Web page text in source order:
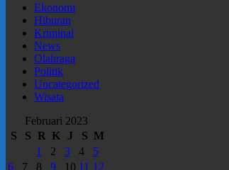
Ekonomi
Hiburan
Kriminal
News
Olahraga
Politik
Uncategorized
Wisata
Februari 2023
S
S R K J S M
1
2 3 4
5
6
7 8 9 10 11 12